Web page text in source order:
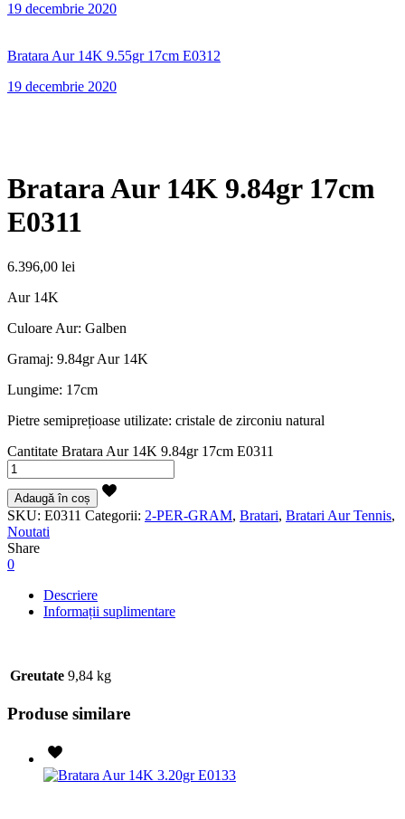
19 decembrie 2020
Bratara Aur 14K 9.55gr 17cm E0312
19 decembrie 2020
Bratara Aur 14K 9.84gr 17cm
E0311
6.396,00 lei
Aur 14K
Culoare Aur: Galben
Gramaj: 9.84gr Aur 14K
Lungime: 17cm
Pietre semiprețioase utilizate: cristale de zirconiu natural
Cantitate Bratara Aur 14K 9.84gr 17cm E0311
Adaugă în coș
SKU: E0311 Categorii: 2-PER-GRAM, Bratari, Bratari Aur Tennis,
Noutati
Share
0
Descriere
Informații suplimentare
Greutate 9,84 kg
Produse similare